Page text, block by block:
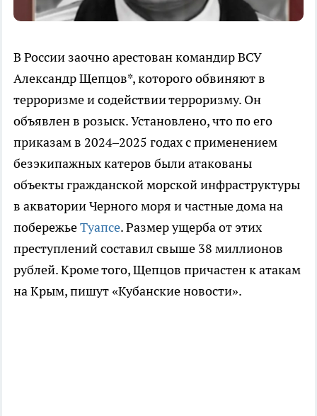
В России заочно арестован командир ВСУ
Александр Щепцов*, которого обвиняют в
терроризме и содействии терроризму. Он
объявлен в розыск. Установлено, что по его
приказам в 2024–2025 годах с применением
безэкипажных катеров были атакованы
объекты гражданской морской инфраструктуры
в акватории Черного моря и частные дома на
побережьеТуапсе. Размер ущерба от этих
преступлений составил свыше 38 миллионов
рублей. Кроме того, Щепцов причастен к атакам
на Крым, пишут «Кубанские новости».